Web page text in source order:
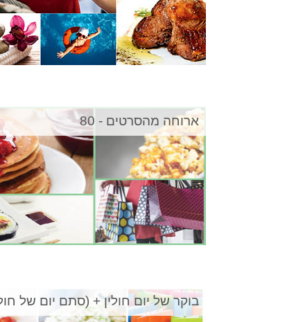
ארוחה מהסרטים - 80
בוקר של יום חולין + (סתם יום של